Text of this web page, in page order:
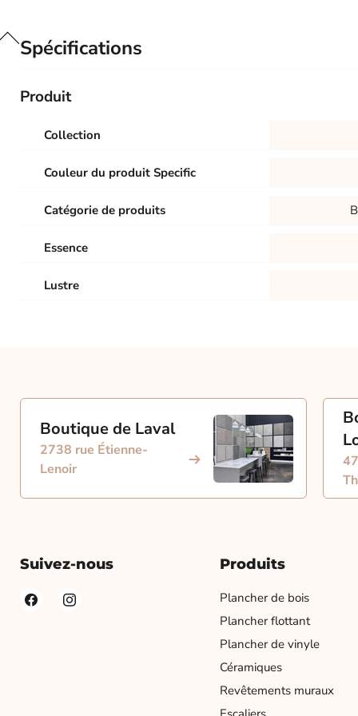
Spécifications
Produit
Collection
Couleur du produit Specific
Catégorie de produits
Essence
Lustre
Boutique de Laval
2738 rue Étienne-
Lenoir
Suivez-nous Produits
Plancher de bois
Plancher flottant
Plancher de vinyle
Céramiques
Revêtements muraux